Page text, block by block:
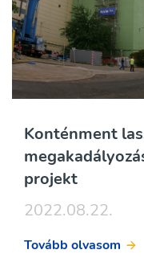
Konténment
projekt
2022.08.22.
Tovább olvasom